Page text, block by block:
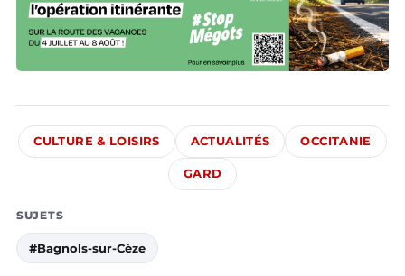
CULTURE & LOISIRS ACTUALITÉS OCCITANIE
GARD
SUJETS
#Bagnols-sur-Cèze